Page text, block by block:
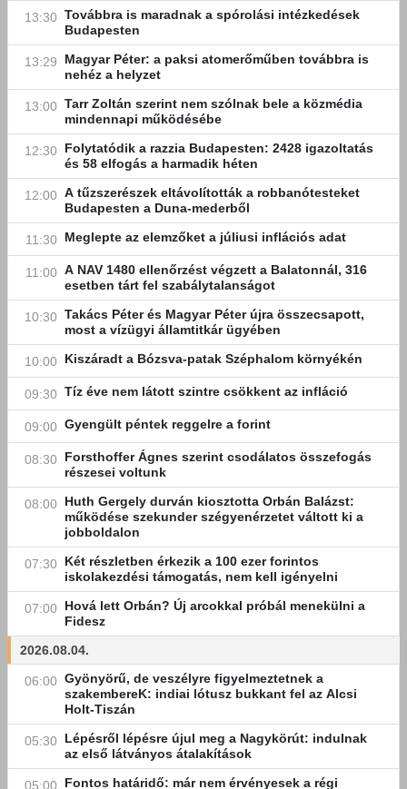
13:30 Továbbra is maradnak a spórolási intézkedések
Budapesten
13:29
Magyar Péter: a paksi atomerőműben továbbra is
nehéz a helyzet
13:00 Tarr Zoltán szerint nem szólnak bele a közmédia
mindennapi működésébe
12:30 Folytatódik a razzia Budapesten: 2428 igazoltatás
és 58 elfogás a harmadik héten
12:00 A tűzszerészek eltávolították a robbanótesteket
Budapesten a Duna-mederből
11:30 Meglepte az elemzőket a júliusi inflációs adat
11:00 A NAV 1480 ellenőrzést végzett a Balatonnál, 316
esetben tárt fel szabálytalanságot
10:30 Takács Péter és Magyar Péter újra összecsapott,
most a vízügyi államtitkár ügyében
10:00 Kiszáradt a Bózsva-patak Széphalom környékén
09:30 Tíz éve nem látott szintre csökkent az infláció
09:00 Gyengült péntek reggelre a forint
08:30 Forsthoffer Ágnes szerint csodálatos összefogás
részesei voltunk
08:00 Huth Gergely durván kiosztotta Orbán Balázst:
működése szekunder szégyenérzetet váltott ki a
jobboldalon
07:30 Két részletben érkezik a 100 ezer forintos
iskolakezdési támogatás, nem kell igényelni
07:00 Hová lett Orbán? Új arcokkal próbál menekülni a
Fidesz
2026.08.04.
06:00 Gyönyörű, de veszélyre figyelmeztetnek a
szakembereK: indiai lótusz bukkant fel az Alcsi
Holt-Tiszán
05:30 Lépésről lépésre újul meg a Nagykörút: indulnak
az első látványos átalakítások
05:00 Fontos határidő: már nem érvényesek a régi